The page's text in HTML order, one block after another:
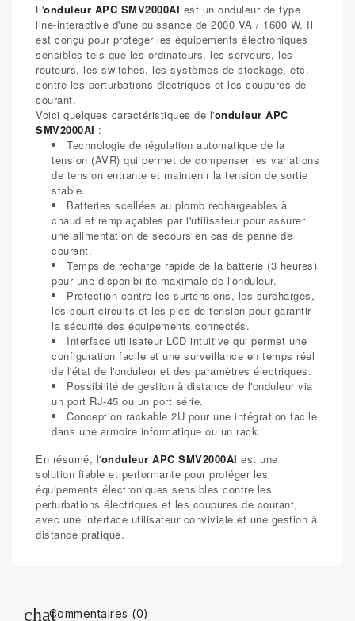
L'onduleur APC SMV2000AI est un onduleur de type
line-interactive d'une puissance de 2000 VA / 1600 W. Il
est conçu pour protéger les équipements électroniques
sensibles tels que les ordinateurs, les serveurs, les
routeurs, les switches, les systèmes de stockage, etc.
contre les perturbations électriques et les coupures de
courant.
Voici quelques caractéristiques de l'onduleur APC
SMV2000AI :
Technologie de régulation automatique de la
tension (AVR) qui permet de compenser les variations
de tension entrante et maintenir la tension de sortie
stable.
Batteries scellées au plomb rechargeables à
chaud et remplaçables par l'utilisateur pour assurer
une alimentation de secours en cas de panne de
courant.
Temps de recharge rapide de la batterie (3 heures)
pour une disponibilité maximale de l'onduleur.
Protection contre les surtensions, les surcharges,
les court-circuits et les pics de tension pour garantir
la sécurité des équipements connectés.
Interface utilisateur LCD intuitive qui permet une
configuration facile et une surveillance en temps réel
de l'état de l'onduleur et des paramètres électriques.
Possibilité de gestion à distance de l'onduleur via
un port RJ-45 ou un port série.
Conception rackable 2U pour une intégration facile
dans une armoire informatique ou un rack.
En résumé, l'onduleur APC SMV2000AI est une
solution fiable et performante pour protéger les
équipements électroniques sensibles contre les
perturbations électriques et les coupures de courant,
avec une interface utilisateur conviviale et une gestion à
distance pratique.
Commentaires (0)